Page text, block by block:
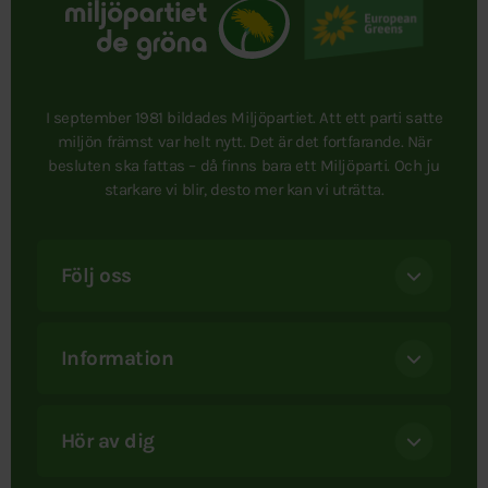
I september 1981 bildades Miljöpartiet. Att ett parti satte
miljön främst var helt nytt. Det är det fortfarande. När
besluten ska fattas – då finns bara ett Miljöparti. Och ju
starkare vi blir, desto mer kan vi uträtta.
Följ oss
Information
Hör av dig